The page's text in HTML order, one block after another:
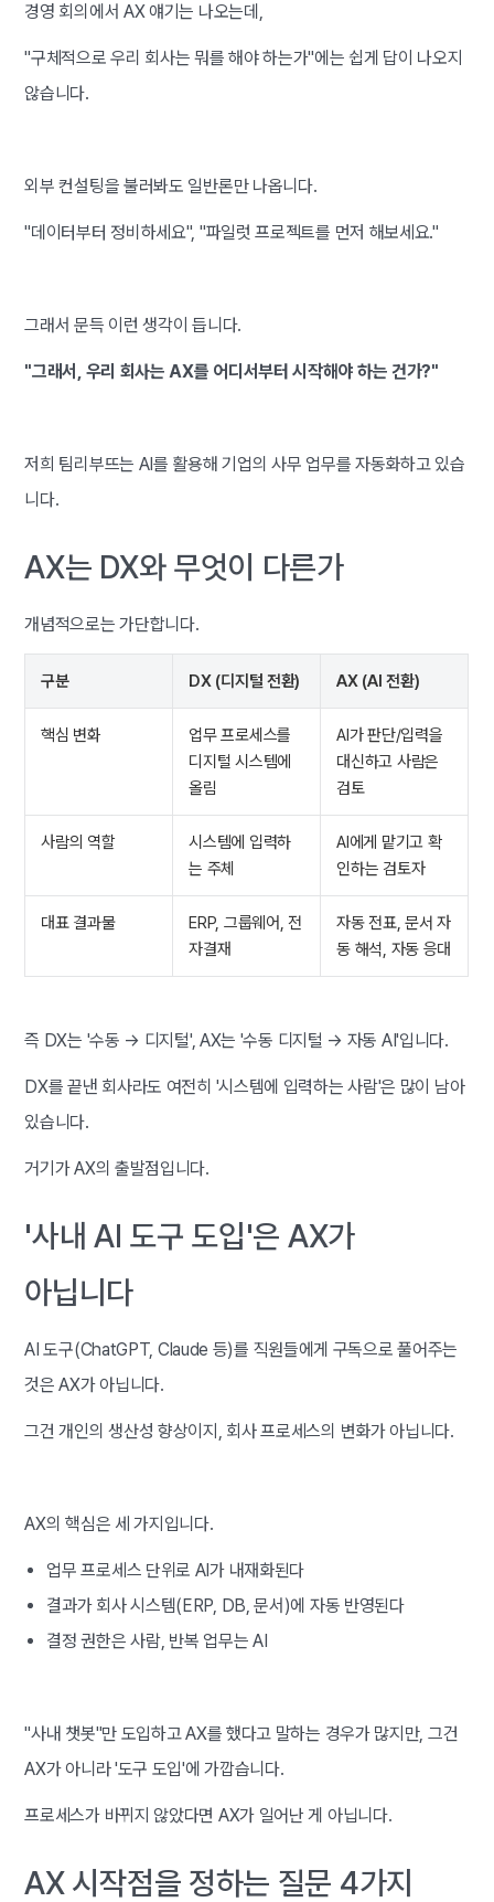
경영 회의에서 AX 얘기는 나오는데,
"구체적으로 우리 회사는 뭐를 해야 하는가"에는 쉽게 답이 나오지
않습니다.
외부 컨설팅을 불러봐도 일반론만 나옵니다.
"데이터부터 정비하세요", "파일럿 프로젝트를 먼저 해보세요."
그래서 문득 이런 생각이 듭니다.
"그래서, 우리 회사는 AX를 어디서부터 시작해야 하는 건가?"
저희 팀리부뜨는 AI를 활용해 기업의 사무 업무를 자동화하고 있습
니다.
AX는 DX와 무엇이 다른가
개념적으로는 가단합니다.
구분 DX (디지털 전환) AX (AI 전환)
핵심 변화
업무 프로세스를
디지털 시스템에
올림
AI가 판단/입력을
대신하고 사람은
검토
사람의 역할
시스템에 입력하
는 주체
AI에게 맡기고 확
인하는 검토자
대표 결과물
ERP, 그룹웨어, 전
자결재
자동 전표, 문서 자
동 해석, 자동 응대
즉 DX는 '수동 → 디지털', AX는 '수동 디지털 → 자동 AI'입니다.
DX를 끝낸 회사라도 여전히 '시스템에 입력하는 사람'은 많이 남아
있습니다.
거기가 AX의 출발점입니다.
'사내 AI 도구 도입'은 AX가
아닙니다
AI 도구(ChatGPT, Claude 등)를 직원들에게 구독으로 풀어주는
것은 AX가 아닙니다.
그건 개인의 생산성 향상이지, 회사 프로세스의 변화가 아닙니다.
AX의 핵심은 세 가지입니다.
업무 프로세스 단위로 AI가 내재화된다
결과가 회사 시스템(ERP, DB, 문서)에 자동 반영된다
결정 권한은 사람, 반복 업무는 AI
"사내 챗봇"만 도입하고 AX를 했다고 말하는 경우가 많지만, 그건
AX가 아니라 '도구 도입'에 가깝습니다.
프로세스가 바뀌지 않았다면 AX가 일어난 게 아닙니다.
AX 시작점을 정하는 질문 4가지